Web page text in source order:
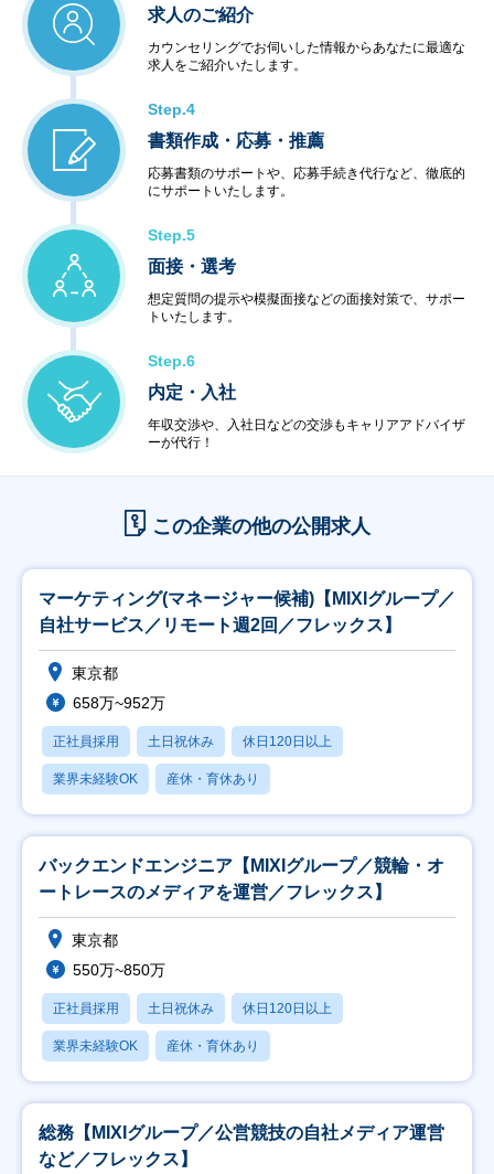
求人のご紹介
カウンセリングでお伺いした情報からあなたに最適な
求人をご紹介いたします。
Step.4
書類作成・応募・推薦
応募書類のサポートや、応募手続き代行など、徹底的
にサポートいたします。
Step.5
面接・選考
想定質問の提示や模擬面接などの面接対策で、サポー
トいたします。
Step.6
内定・入社
年収交渉や、入社日などの交渉もキャリアアドバイザ
ーが代行！
この企業の他の公開求人
マーケティング(マネージャー候補)【MIXIグループ／
自社サービス／リモート週2回／フレックス】
東京都
658万~952万
正社員採用 土日祝休み 休日120日以上
業界未経験OK 産休・育休あり
バックエンドエンジニア【MIXIグループ／競輪・オ
ートレースのメディアを運営／フレックス】
東京都
550万~850万
正社員採用 土日祝休み 休日120日以上
業界未経験OK 産休・育休あり
総務【MIXIグループ／公営競技の自社メディア運営
など／フレックス】